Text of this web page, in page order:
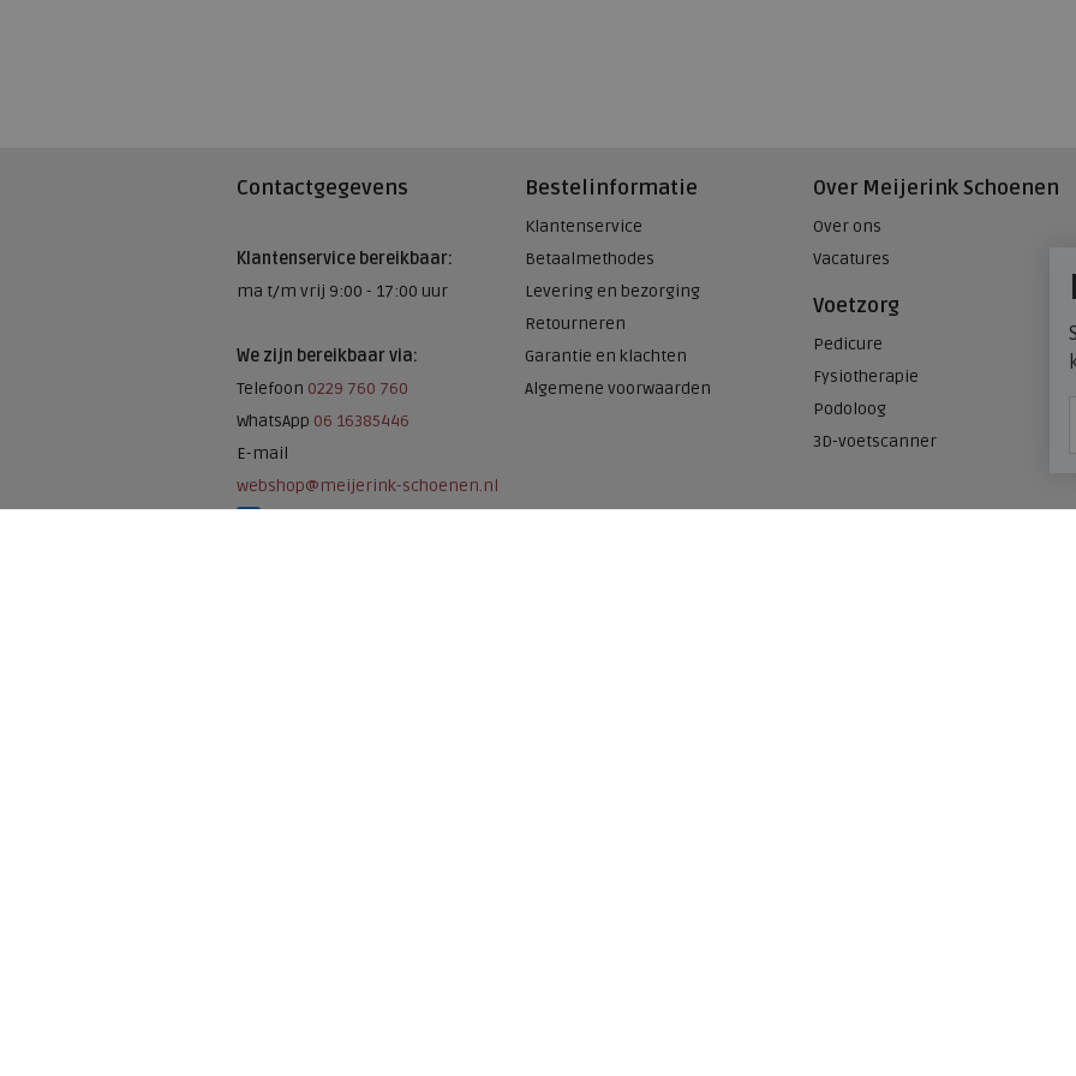
Contactgegevens
Klantenservice bereikbaar:
ma t/m vrij 9:00 - 17:00 uur
We zijn bereikbaar via:
Telefoon 0229 760 760
WhatsApp 06 16385446
E-mail
webshop@meijerink-schoenen.nl
Bestelinformatie
Klantenservice
Betaalmethodes
Levering en bezorging
Retourneren
Garantie en klachten
Algemene voorwaarden
Over Meijerink Schoenen
Over ons
Vacatures
Voetzorg
Pedicure
Fysiotherapie
Podoloog
3D-voetscanner